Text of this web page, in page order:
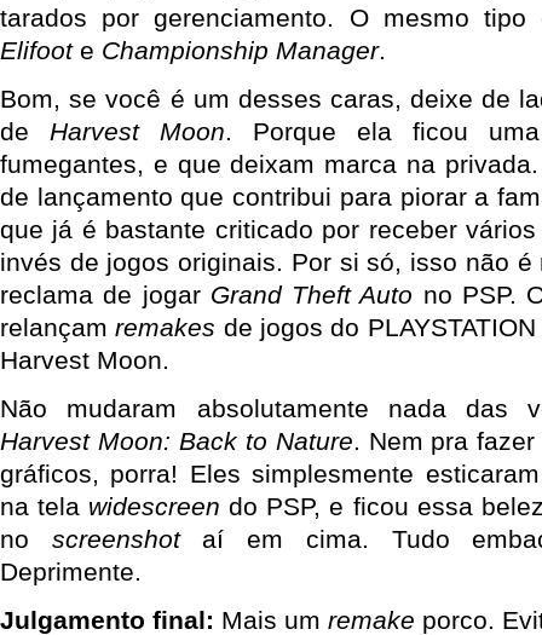
tarados por gerenciamento. O mesmo
Elifoote Championship Manager.
Bom, se você é um desses caras, deixe de
de Harvest Moon. Porque ela ficou uma
fumegantes, e que deixam marca na
de lançamento que contribui para piorar a
que já é bastante criticado por receber
invés de jogos originais. Por si só, isso não é
reclama de jogar Grand Theft Auto no PSP.
relançam remakes de jogos do
Harvest Moon.
Não mudaram absolutamente nada das
Harvest Moon: Back to Nature. Nem pra
gráficos, porra! Eles simplesmente
na tela widescreen do PSP, e ficou essa
no screenshotaí em cima. Tudo
Deprimente.
Julgamento final: Mais um remake porco.